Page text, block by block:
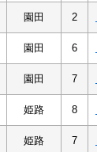
園田 2
園田 6
園田 7
姫路 8
姫路 7